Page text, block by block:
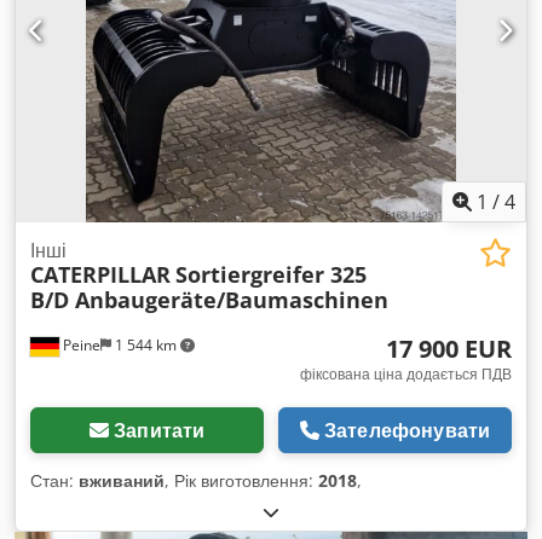
1 /4
Peine 1 544 km
Інші
CATERPILLARSortiergreifer 325
B/D Anbaugeräte/Baumaschinen
17 900 EUR
фіксована ціна додається ПДВ
Запитати Зателефонувати
Стан: вживаний, Рік виготовлення: 2018,